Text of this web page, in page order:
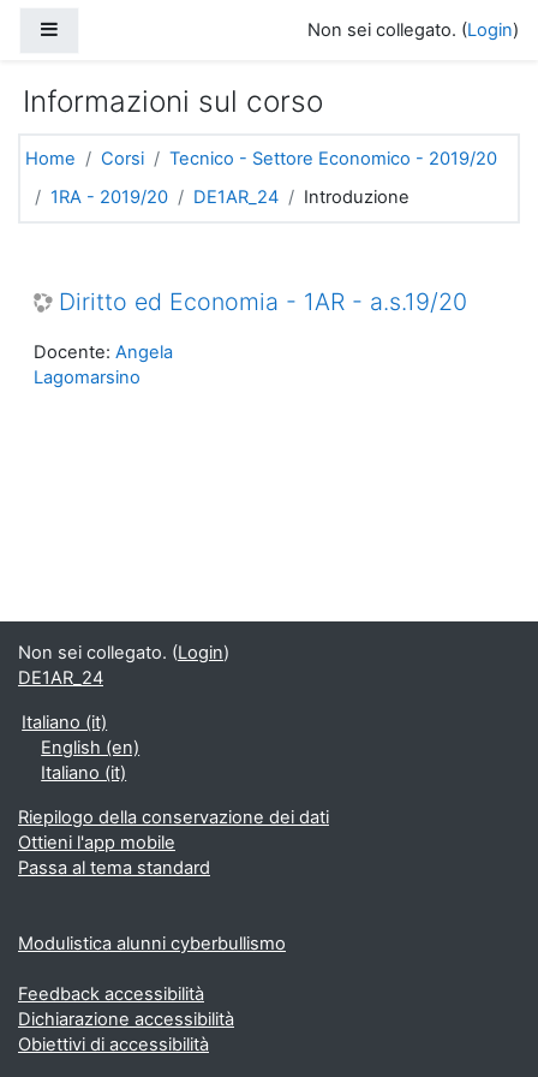
Non sei collegato. (Login)
Informazioni sul corso
Home Corsi
Tecnico - Settore Economico - 2019/20
1RA - 2019/20
DE1AR_24 Introduzione
Diritto ed Economia - 1AR - a.s.19/20
Docente: Angela
Lagomarsino
Non sei collegato. (Login)
DE1AR_24
Italiano ‎(it)‎
English ‎(en)‎
Italiano ‎(it)‎
Riepilogo della conservazione dei dati
Ottieni l'app mobile
Passa al tema standard
Modulistica alunni cyberbullismo
Feedback accessibilità
Dichiarazione accessibilità
Obiettivi di accessibilità